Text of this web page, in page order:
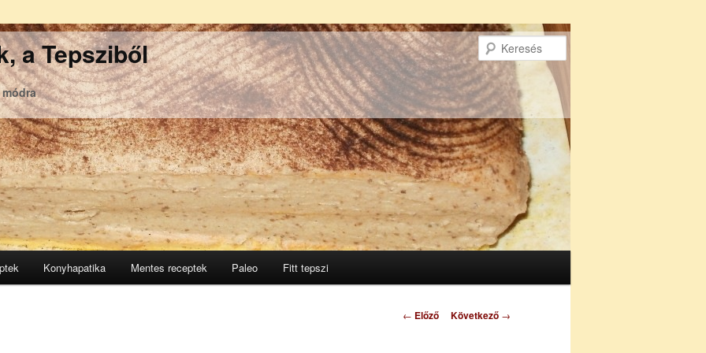
a Tepsziből
Konyhapatika Mentes receptek Paleo Fitt tepszi
Bejegyzés
← Előző Következő →